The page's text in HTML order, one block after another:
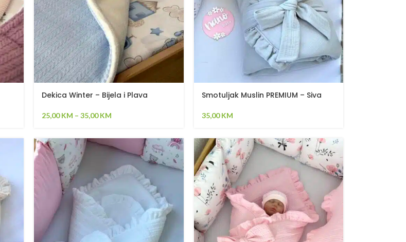
Dekica Winter – Bijela i Plava
25,00KM – 35,00KM
Smotuljak Muslin PREMIUM – Siva
35,00KM